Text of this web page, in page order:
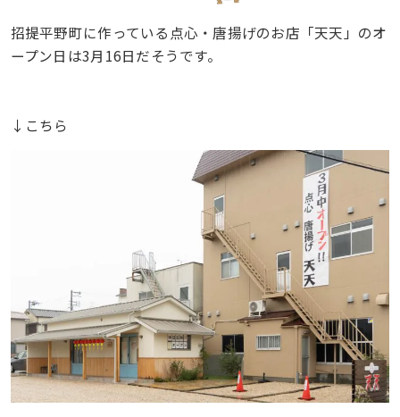
招提平野町に作っている点心・唐揚げのお店「天天」のオ
ープン日は3月16日だそうです。
↓こちら